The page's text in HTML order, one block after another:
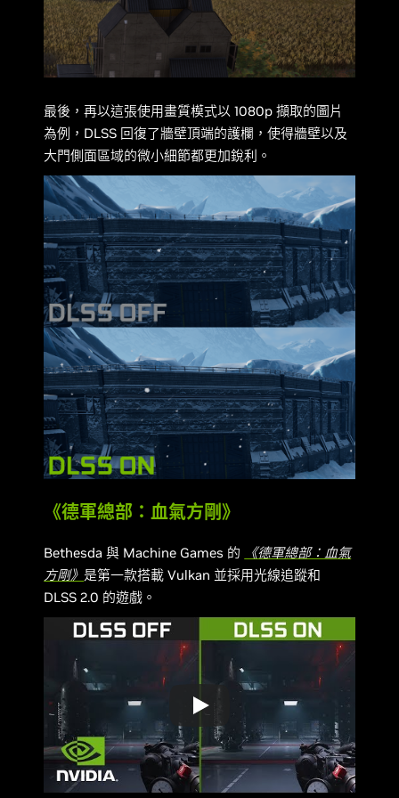
最後，再以這張使用畫質模式以 1080p 擷取的圖片
為例，DLSS 回復了牆壁頂端的護欄，使得牆壁以及
大門側面區域的微小細節都更加銳利。
《德軍總部：血氣方剛》
Bethesda 與 Machine Games 的
《德軍總部：血氣
方剛》 是第一款搭載 Vulkan 並採用光線追蹤和
DLSS 2.0 的遊戲。